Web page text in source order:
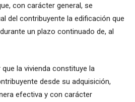
con carácter general, se
del contribuyente la edificación que
un plazo continuado de, al
la vivienda constituye la
desde su adquisición,
efectiva y con carácter